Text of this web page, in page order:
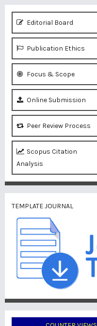
Editorial Board
Publication Ethics
Focus & Scope
Online Submission
Peer Review Process
Scopus Citation
Analysis
TEMPLATE JOURNAL